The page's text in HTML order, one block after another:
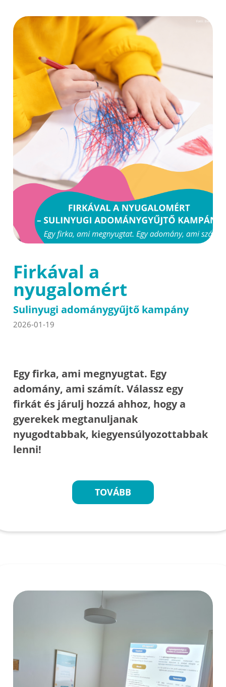
Firkával a
nyugalomért
Sulinyugi adománygyűjtő kampány
2026-01-19
Egy firka, ami megnyugtat. Egy
adomány, ami számít. Válassz egy
firkát és járulj hozzá ahhoz, hogy a
gyerekek megtanuljanak
nyugodtabbak, kiegyensúlyozottabbak
lenni!
TOVÁBB